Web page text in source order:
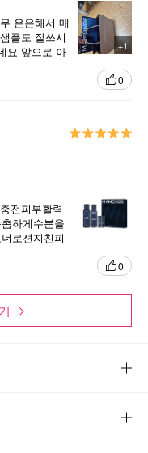
+1
은은해서 매
플도 잘쓰시
요 앞으로 아
0
전피부활력
하게수분을
로션지친피
0